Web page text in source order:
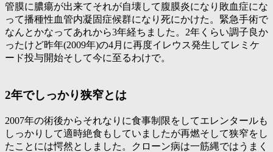
管膜に膿瘍が出来てそれが自壊して腹膜炎になり敗血症にな
って播種性血管内凝固症候群になり死にかけた。緊急手術で
なんとかなってあれから3年経ちました。2年くらい調子良か
ったけど昨年(2009年)の4月に再度イレウス発生してレミケ
ード投与開始そして今に至るわけで。
2年でしっかり狭窄とは
2007年の術後からそれなりに食事制限をしてエレンタールも
しっかりして適時絶食もしていましたが再燃そして狭窄をし
たことには愕然としました。クローン病は一筋縄ではうまく